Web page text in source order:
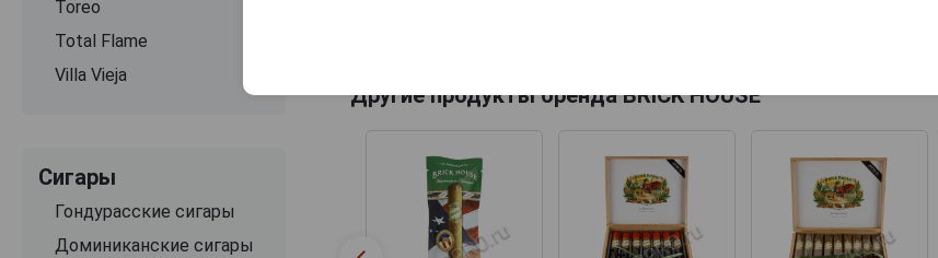
Toreo
Total Flame
Villa Vieja
Сигары
Гондурасские сигары
Доминиканские сигары
Другие продукты бренда BRICK HOUSE